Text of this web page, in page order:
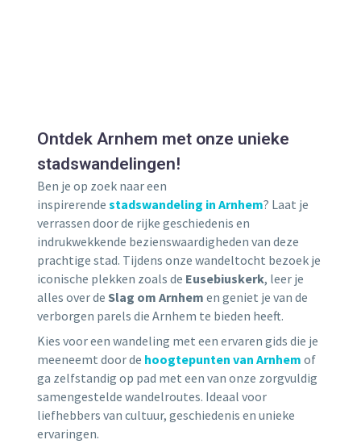
Ontdek Arnhem met onze unieke
stadswandelingen!
Ben je op zoek naar een
inspirerende stadswandeling in Arnhem? Laat je
verrassen door de rijke geschiedenis en
indrukwekkende bezienswaardigheden van deze
prachtige stad. Tijdens onze wandeltocht bezoek je
iconische plekken zoals de Eusebiuskerk, leer je
alles over de Slag om Arnhem en geniet je van de
verborgen parels die Arnhem te bieden heeft.
Kies voor een wandeling met een ervaren gids die je
meeneemt door de hoogtepunten van Arnhem of
ga zelfstandig op pad met een van onze zorgvuldig
samengestelde wandelroutes. Ideaal voor
liefhebbers van cultuur, geschiedenis en unieke
ervaringen.